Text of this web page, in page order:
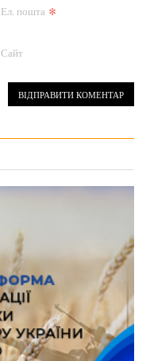
Ел. пошта *
Сайт